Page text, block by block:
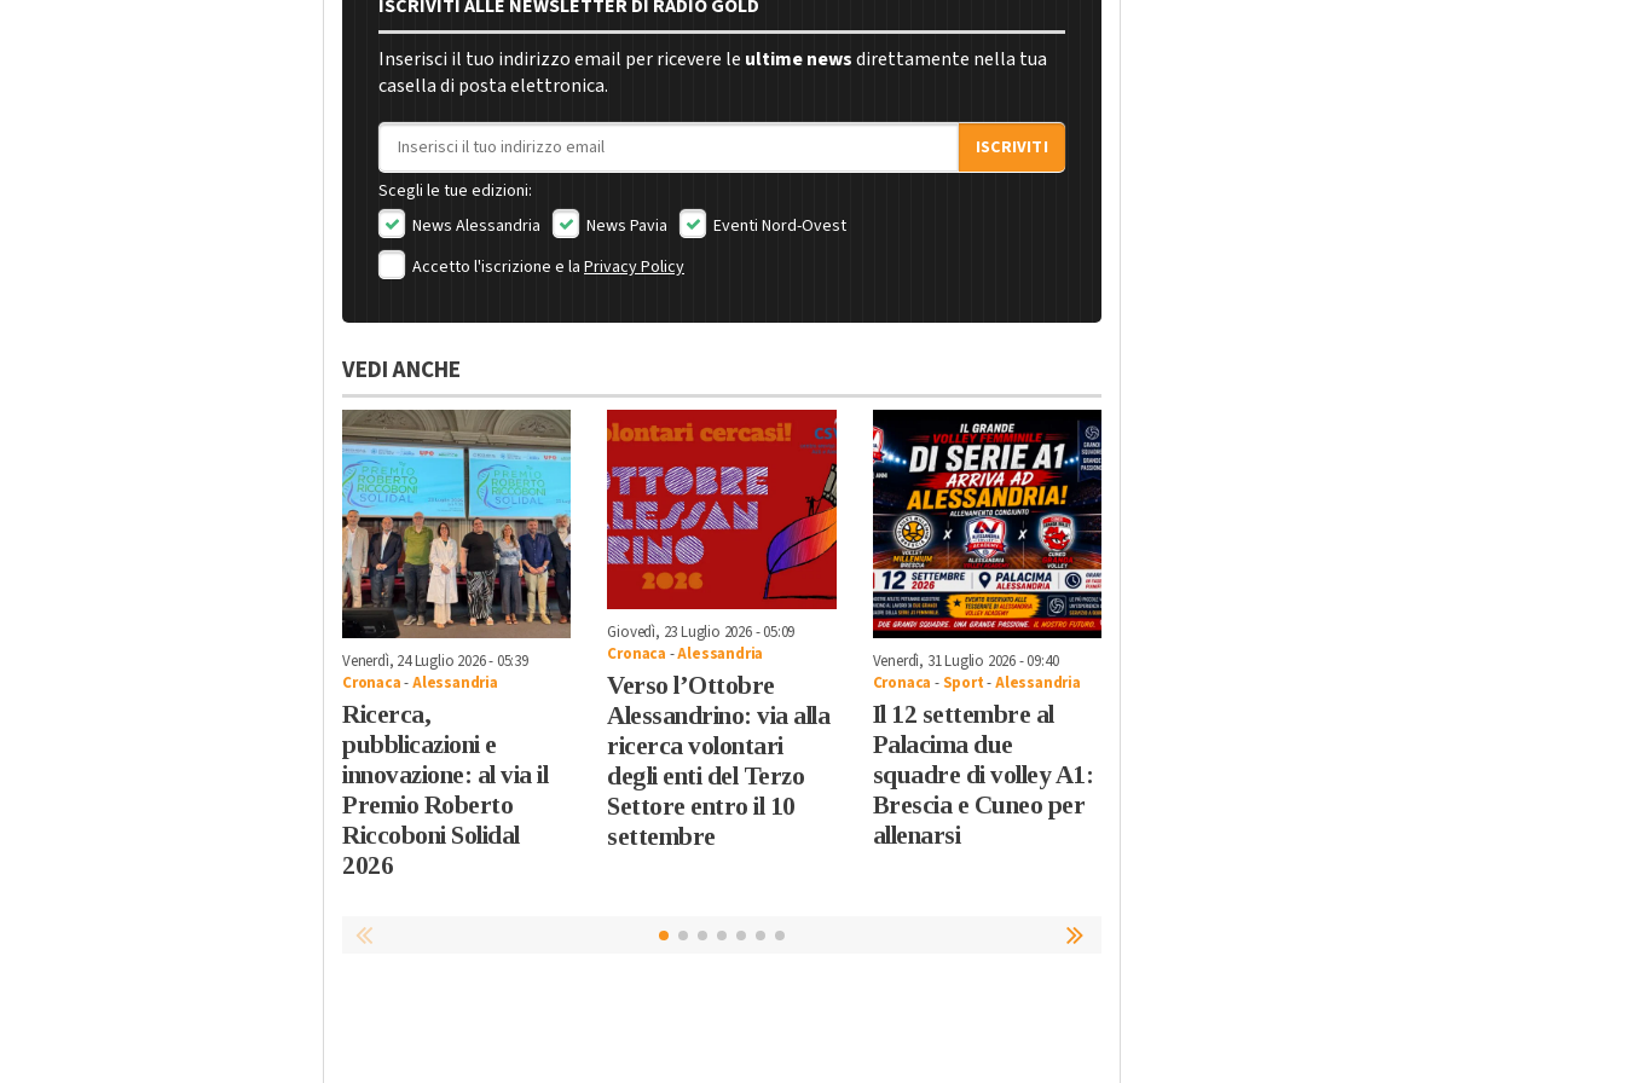
ISCRIVITI ALLE NEWSLETTER DI RADIO GOLD
Inserisci il tuo indirizzo email per ricevere le ultime newsdirettamente nella tua
casella di posta elettronica.
Indirizzo email
ISCRIVITI
Scegli le tue edizioni:
News Alessandria
News Pavia
Eventi Nord-Ovest
Accetto l'iscrizione e la Privacy Policy
VEDI ANCHE
Venerdì, 24 Luglio 2026 - 05:39
Cronaca-Alessandria
Ricerca,
pubblicazioni e
innovazione: al via il
Premio Roberto
Riccoboni Solidal
2026
Giovedì, 23 Luglio 2026 - 05:09
Cronaca -Alessandria
Verso l’Ottobre
Alessandrino: via alla
ricerca volontari
degli enti del Terzo
Settore entro il 10
settembre
Venerdì, 31 Luglio 2026 - 09:40
Cronaca -Sport-Alessandria
Il 12 settembre al
Palacima due
squadre di volley A1:
Brescia e Cuneo per
allenarsi